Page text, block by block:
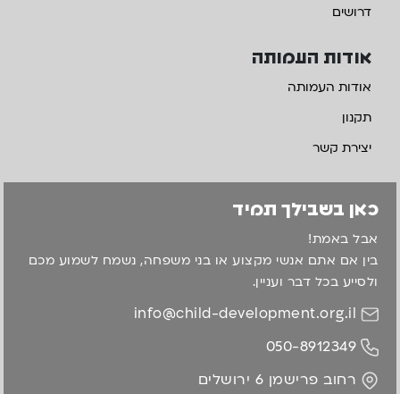
אודות העמותה
אודות העמותה
תקנון
יצירת קשר
דרושים
כאן בשבילך תמיד
אבל באמת!
בין אם אתם אנשי מקצוע או בני משפחה, נשמח לשמוע מכם
ולסייע בכל דבר ועניין.
info@child-development.org.il
050-8912349
רחוב פרישמן 6 ירושלים